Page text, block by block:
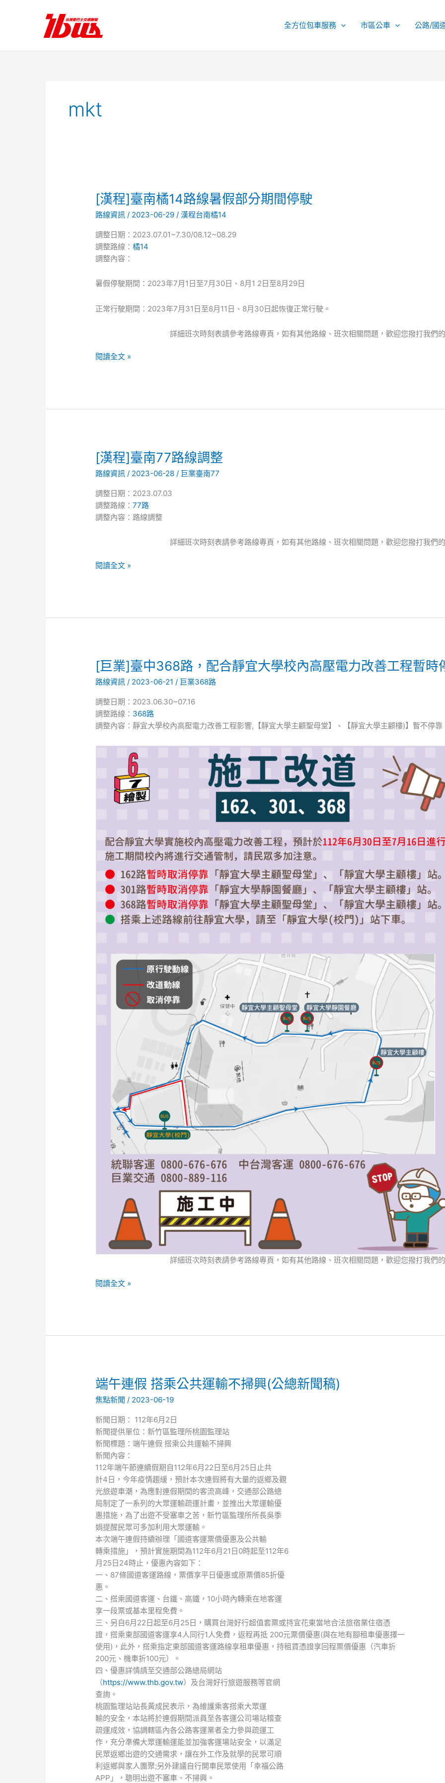
內
全方位包車服務 市區公車 公路/國
mkt
[漢程]臺南橘14路線暑假部分期間停駛
路線資訊 / 2023-06-29/漢程台南橘14
調整日期：2023.07.01~7.30/08.12~08.29
調整路線：橘14
調整內容：
暑假停駛期間：2023年7月1日至7月30日、8月1 2日至8月29日
正常行駛期間：2023年7月31日至8月11日、8月30日起恢復正常行駛。
詳細班次時刻表請參考路線專頁，如有其他路線、班次相關問題，歡迎您撥打我們的
[漢
程]
臺
南
橘
14
線
假
部
間
停
閱讀全文 »
[漢程]臺南77路線調整
路線資訊 / 2023-06-28/ 巨業臺南77
調整日期：2023.07.03
調整路線：77路
調整內容：路線調整
詳細班次時刻表請參考路線專頁，如有其他路線、班次相關問題，歡迎您撥打我們的
[漢
程]
臺
南
77
路
閱讀全文 »
[巨業]臺中368路，配合靜宜大學校內高壓電力改善工程暫時
路線資訊 / 2023-06-21/ 巨業368路
調整日期：2023.06.30~07.16
調整路線： 368路
調整內容：靜宜大學校內高壓電力改善工程影響,【靜宜大學主顧聖母堂】、【靜宜大學主顧樓)】暫不停靠
詳細班次時刻表請參考路線專頁，如有其他路線、班次相關問題，歡迎您撥打我們的
[巨
業]
臺
中
368
路，
合
閱讀全文 »
端午連假 搭乘公共運輸不掃興(公總新聞稿)
焦點新聞 / 2023-06-19
新聞日期： 112年6月2日
新聞提供單位：新竹區監理所桃園監理站
新聞標題：端午連假 搭乘公共運輸不掃興
新聞內容：
112年端午節連續假期自112年6月22日至6月25日止共
計4日，今年疫情趨緩，預計本次連假將有大量的返鄉及觀
光旅遊車潮，為應對連假期間的客流高峰，交通部公路總
局制定了一系列的大眾運輸疏運計畫，並推出大眾運輸優
惠措施，為了出遊不受塞車之苦，新竹區監理所所長吳季
娟提醒民眾可多加利用大眾運輸。
本次端午連假持續辦理「國道客運票價優惠及公共輸
轉乘措施」，預計實施期間為112年6月21日0時起至112年6
月25日24時止，優惠內容如下：
一、87條國道客運路線，票價享平日優惠或原票價85折優
惠。
二、搭乘國道客運、台鐵、高鐵，10小時內轉乘在地客運
享一段票或基本里程免費。
三、另自6月22日起至6月25日，購買台灣好行超值套票或持宜花東當地合法旅宿業住宿憑
證，搭乘東部國道客運享4人同行1人免費，返程再抵 200元票價優惠(與在地有腳租車優惠擇一
使用)，此外，搭乘指定東部國道客運路線享租車優惠，持租賃憑證享回程票價優惠（汽車折
200元、機車折100元）。
四、優惠詳情請至交通部公路總局網站
（https://www.thb.gov.tw）及台灣好行旅遊服務等官網
查詢。
桃園監理站站長黃成民表示，為維護乘客搭乘大眾運
輸的安全，本站將於連假期間派員至各客運公司場站稽查
疏運成效，協調轄區內各公路客運業者全力參與疏運工
作，充分準備大眾運輸運能並加強客運場站安全，以滿足
民眾返鄉出遊的交通需求，讓在外工作及就學的民眾可順
利返鄉與家人團聚;另外建議自行開車民眾使用「幸福公路
APP」，聰明出遊不塞車、不掃興。
端
午
連
假
搭
乘
公
共
運
輸
不
掃
興
(公
總
新
聞
稿)